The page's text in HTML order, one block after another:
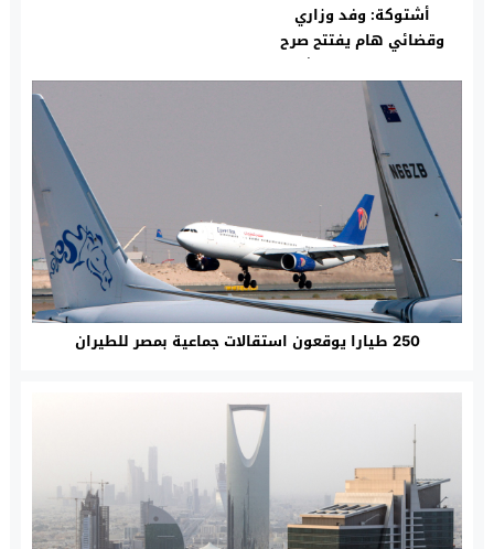
أشتوكة: وفد وزاري
وقضائي هام يفتتح صرح
العدالة ببيوكرى ويشرف
على تنصيب رئيسها وكيل
الملك
250 طيارا يوقعون استقالات جماعية بمصر للطيران